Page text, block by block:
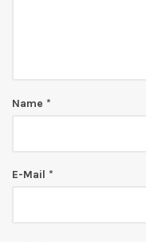
Name *
E-Mail *